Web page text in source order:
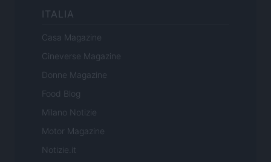
ITALIA
Casa Magazine
Cineverse Magazine
Donne Magazine
Food Blog
Milano Notizie
Motor Magazine
Notizie.it